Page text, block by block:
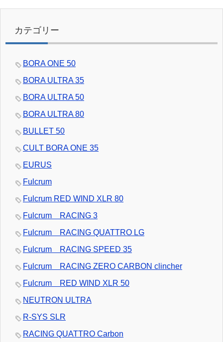
カテゴリー
BORA ONE 50
BORA ULTRA 35
BORA ULTRA 50
BORA ULTRA 80
BULLET 50
CULT BORA ONE 35
EURUS
Fulcrum
Fulcrum RED WIND XLR 80
Fulcrum RACING 3
Fulcrum RACING QUATTRO LG
Fulcrum RACING SPEED 35
Fulcrum RACING ZERO CARBON clincher
Fulcrum RED WIND XLR 50
NEUTRON ULTRA
R-SYS SLR
RACING QUATTRO Carbon